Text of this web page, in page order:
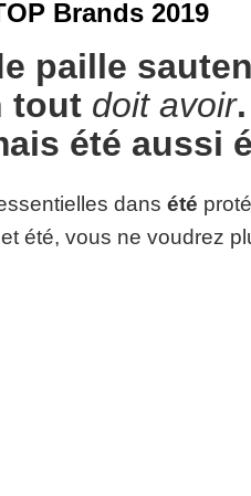
Brands 2019
paille
tout doit avoir
été aussi
dans été
été, vous ne voudrez